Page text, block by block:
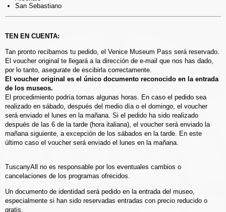
San Sebastiano
TEN EN CUENTA:
Tan pronto recibamos tu pedido, el Venice Museum Pass será reservado.
El voucher original te llegará a la dirección de e-mail que nos has dado,
por lo tanto, asegurate de escibirla correctamente.
El voucher original es el único documento reconocido en la entrada
de los museos.
El procedimiento podría tomas algunas horas. En caso el pedido sea
realizado en sábado, después del medio día o el domingo, el voucher
será enviado el lunes en la mañana. Si el pedido ha sido realizado
después de las 6 de la tarde (hora italiana), el voucher será enviado la
mañana siguiente, a excepción de los sábados en la tarde. En este
último caso el voucher será enviado el lunes en la mañana.
TuscanyAll no es responsable por los eventuales cambios o
cancelaciones de los programas ofrecidos.
Un documento de identidad será pedido en la entrada del museo,
especialmente si han sido reservadas entradas con precio reducido o
gratis.